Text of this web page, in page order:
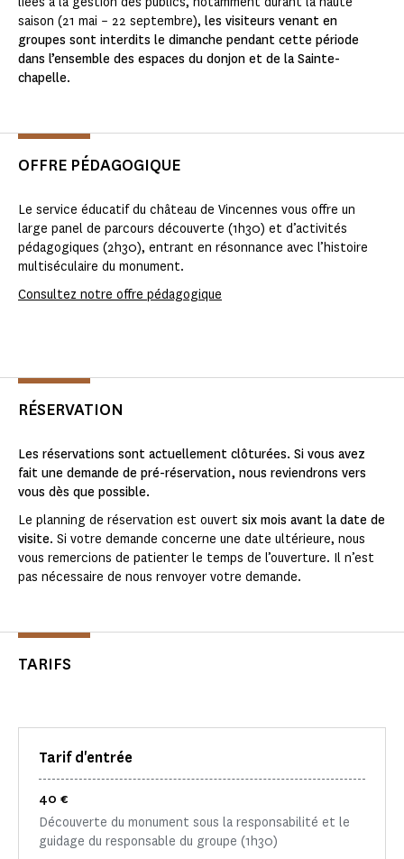
saison (21 mai – 22 septembre), les visiteurs venant en
groupes sont interdits le dimanche pendant cette période
dans l’ensemble des espaces du donjon et de la Sainte-
chapelle.
OFFRE PÉDAGOGIQUE
Le service éducatif du château de Vincennes vous offre un
large panel de parcours découverte (1h30) et d’activités
pédagogiques (2h30), entrant en résonnance avec l’histoire
multiséculaire du monument.
Consultez notre offre pédagogique
RÉSERVATION
Les réservations sont actuellement clôturées. Si vous avez
fait une demande de pré-réservation, nous reviendrons vers
vous dès que possible.
Le planning de réservation est ouvert six mois avant la date de
visite. Si votre demande concerne une date ultérieure, nous
vous remercions de patienter le temps de l’ouverture. Il n’est
pas nécessaire de nous renvoyer votre demande.
TARIFS
Tarif d'entrée
Découverte du monument sous la responsabilité et le
guidage du responsable du groupe (1h30)
40 €